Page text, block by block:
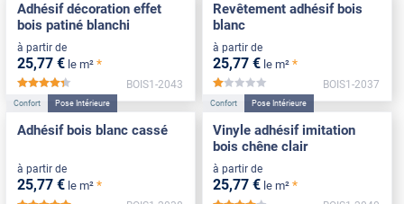
Adhésif décoration effet
bois patiné blanchi
à partir de
25,77 € le m² *
*****
BOIS1-2043
Revêtement adhésif bois
blanc
à partir de
25,77 € le m² *
*****
BOIS1-2037
Confort Pose Intérieure
Adhésif bois blanc cassé
à partir de
25,77 € le m² *
Confort Pose Intérieure
Vinyle adhésif imitation
bois chêne clair
à partir de
25,77 € le m² *